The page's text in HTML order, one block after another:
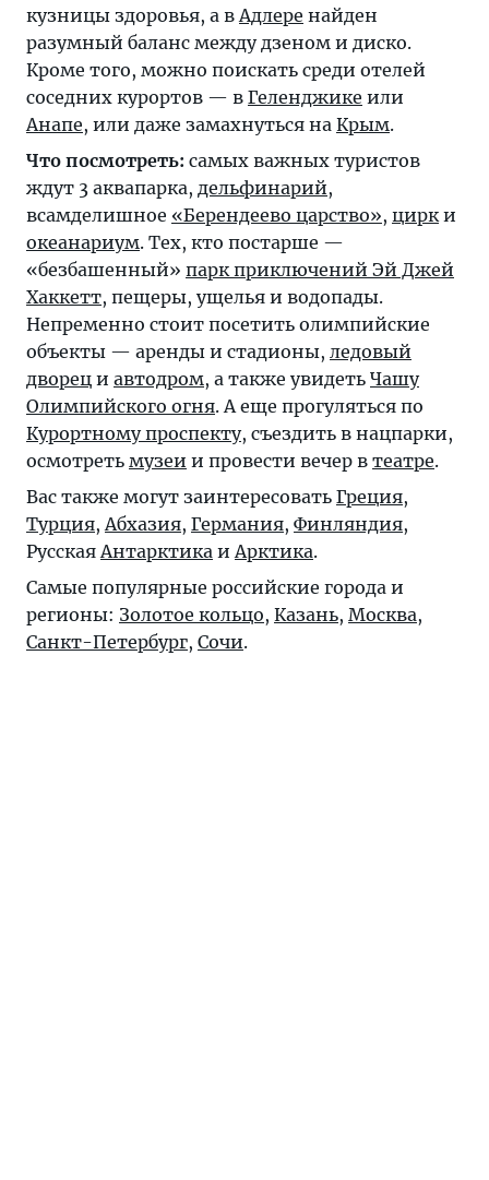
кузницы здоровья, а в Адлере найден
разумный баланс между дзеном и диско.
Кроме того, можно поискать среди отелей
соседних курортов — в Геленджике или
Анапе, или даже замахнуться на Крым.
Что посмотреть: самых важных туристов
ждут 3 аквапарка, дельфинарий,
всамделишное «Берендеево царство», цирк и
океанариум. Тех, кто постарше —
«безбашенный» парк приключений Эй Джей
Хаккетт, пещеры, ущелья и водопады.
Непременно стоит посетить олимпийские
объекты — аренды и стадионы, ледовый
дворец и автодром, а также увидеть Чашу
Олимпийского огня. А еще прогуляться по
Курортному проспекту, съездить в нацпарки,
осмотреть музеи и провести вечер в театре.
Вас также могут заинтересовать Греция,
Турция, Абхазия, Германия, Финляндия,
Русская Антарктика и Арктика.
Самые популярные российские города и
регионы: Золотое кольцо, Казань, Москва,
Санкт-Петербург, Сочи.